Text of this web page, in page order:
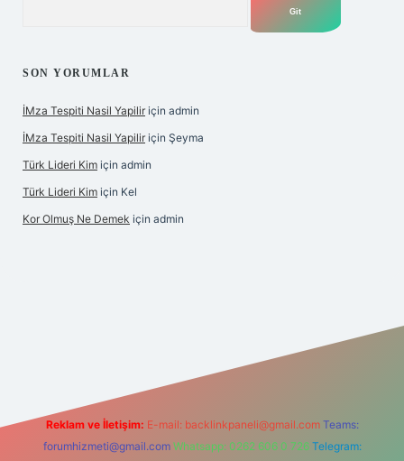
SON YORUMLAR
İMza Tespiti Nasil Yapilir için admin
İMza Tespiti Nasil Yapilir için Şeyma
Türk Lideri Kim için admin
Türk Lideri Kim için Kel
Kor Olmuş Ne Demek için admin
Reklam ve İletişim: E-mail: backlinkpaneli@gmail.com Teams:
forumhizmeti@gmail.com Whatsapp: 0262 606 0 726 Telegram: